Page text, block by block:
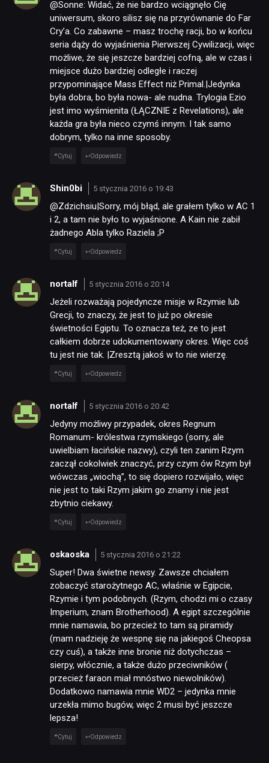
@Sonne: Widać, że nie bardzo wciągnęło Cię
uniwersum, skoro silisz się na przyrównanie do Far
Cry’a. Co zabawne – masz trochę racji, bo w końcu
seria dąży do wyjaśnienia Pierwszej Cywilizacji, więc
możliwe, że się jeszcze bardziej cofną, ale w czas i
miejsce dużo bardziej odległe i raczej
przypominające Mass Effect niż Primal.|Jedynka
była dobra, bo była nowa- ale nudna. Trylogia Ezio
jest imo wyśmienita (ŁĄCZNIE z Revelations), ale
każda gra była nieco czymś innym. I tak samo
dobrym, tylko na inne sposoby.
Cytuj Odpowiedz
Shin0bi 5 stycznia 2016 o 19:43
@Zdzichsiu|Sorry, mój błąd, ale grałem tylko w AC 1
i 2, a tam nie było to wyjaśnione. A Kain nie zabił
żadnego Abla tylko Raziela ;P
Cytuj Odpowiedz
nortalf 5 stycznia 2016 o 20:14
Jeżeli rozważają pojedyncze misje w Rzymie lub
Grecji, to znaczy, że jest to już po okresie
świetności Egiptu. To oznacza też, ze to jest
całkiem dobrze udokumentowany okres. Więc coś
tu jest nie tak. |Zresztą jakoś w to nie wierzę.
Cytuj Odpowiedz
nortalf 5 stycznia 2016 o 20:42
Jedyny możliwy przypadek, okres Regnum
Romanum- królestwa rzymskiego (sorry, ale
uwielbiam łacińskie nazwy), czyli ten zanim Rzym
zaczął cokolwiek znaczyć, przy czym ów Rzym był
wówczas „wiochą”, to się dopiero rozwijało, więc
nie jest to taki Rzym jakim go znamy i nie jest
zbytnio ciekawy.
Cytuj Odpowiedz
oskaoska 5 stycznia 2016 o 21:22
Super! Dwa świetne newsy. Zawsze chciałem
zobaczyć starożytnego AC, właśnie w Egipcie,
Rzymie i tym podobnych. (Rzym, chodzi mi o czasy
Imperium, znam Brotherhood). A egipt szczególnie
mnie namawia, bo przecież to tam są piramidy
(mam nadzieję że wespnę się na jakiegoś Cheopsa
czy cuś), a także inne bronie niż dotychczas –
sierpy, włócznie, a także dużo przeciwników (
przecież faraon miał mnóstwo niewolników).
Dodatkowo namawia mnie WD2 – jedynka mnie
urzekła mimo bugów, więc 2 musi być jeszcze
lepsza!
Cytuj Odpowiedz